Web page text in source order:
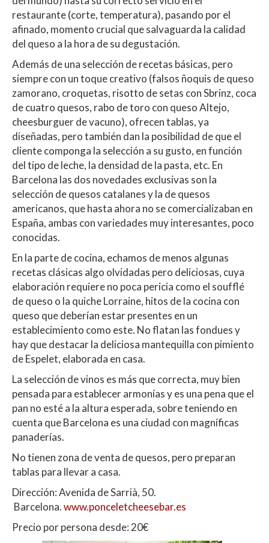
restaurante (corte, temperatura), pasando por el
afinado, momento crucial que salvaguarda la calidad
del queso a la hora de su degustación.
Además de una selección de recetas básicas, pero
siempre con un toque creativo (falsos ñoquis de queso
zamorano, croquetas, risotto de setas con Sbrinz, coca
de cuatro quesos, rabo de toro con queso Altejo,
cheesburguer de vacuno), ofrecen tablas, ya
diseñadas, pero también dan la posibilidad de que el
cliente componga la selección a su gusto, en función
del tipo de leche, la densidad de la pasta, etc. En
Barcelona las dos novedades exclusivas son la
selección de quesos catalanes y la de quesos
americanos, que hasta ahora no se comercializaban en
España, ambas con variedades muy interesantes, poco
conocidas.
En la parte de cocina, echamos de menos algunas
recetas clásicas algo olvidadas pero deliciosas, cuya
elaboración requiere no poca pericia como el soufflé
de queso o la quiche Lorraine, hitos de la cocina con
queso que deberían estar presentes en un
establecimiento como este. No flatan las fondues y
hay que destacar la deliciosa mantequilla con pimiento
de Espelet, elaborada en casa.
La selección de vinos es más que correcta, muy bien
pensada para establecer armonías y es una pena que el
pan no esté a la altura esperada, sobre teniendo en
cuenta que Barcelona es una ciudad con magníficas
panaderías.
No tienen zona de venta de quesos, pero preparan
tablas para llevar a casa.
Dirección: Avenida de Sarrià, 50.
Barcelona.www.ponceletcheesebar.es
Precio por persona desde: 20€